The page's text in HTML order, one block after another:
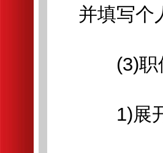
并填写个
(3)职
1)展开